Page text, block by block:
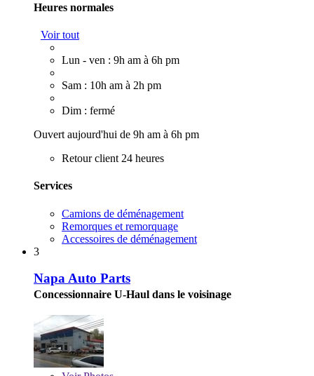
Heures normales
Voir tout
Lun - ven : 9h am à 6h pm
Sam : 10h am à 2h pm
Dim : fermé
Ouvert aujourd'hui de 9h am à 6h pm
Retour client 24 heures
Services
Camions de déménagement
Remorques et remorquage
Accessoires de déménagement
3
Napa Auto Parts
Concessionnaire U-Haul dans le voisinage